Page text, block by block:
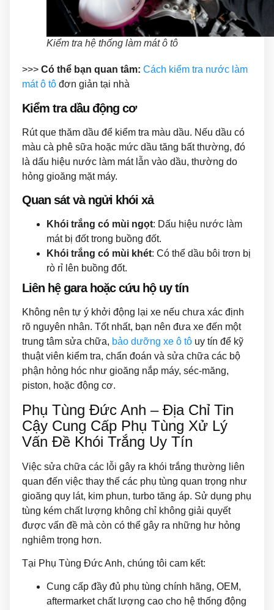
Kiểm tra hệ thống làm mát ô tô
>>> Có thể bạn quan tâm: Cách kiểm tra nước làm
mát ô tô đơn giản tại nhà
Kiểm tra dầu động cơ
Rút que thăm dầu để kiểm tra màu dầu. Nếu dầu có
màu cà phê sữa hoặc mức dầu tăng bất thường, đó
là dấu hiệu nước làm mát lẫn vào dầu, thường do
hỏng gioăng mặt máy.
Quan sát và ngửi khói xả
Khói trắng có mùi ngọt: Dấu hiệu nước làm
mát bị đốt trong buồng đốt.
Khói trắng có mùi khét: Có thể dầu bôi trơn bị
rò rỉ lên buồng đốt.
Liên hệ gara hoặc cứu hộ uy tín
Không nên tự ý khởi động lại xe nếu chưa xác định
rõ nguyên nhân. Tốt nhất, bạn nên đưa xe đến một
trung tâm sửa chữa, bảo dưỡng xe ô tô uy tín để kỹ
thuật viên kiểm tra, chẩn đoán và sửa chữa các bộ
phận hỏng hóc như gioăng nắp máy, séc-măng,
piston, hoặc động cơ.
Phụ Tùng Đức Anh – Địa Chỉ Tin
Cậy Cung Cấp Phụ Tùng Xử Lý
Vấn Đề Khói Trắng Uy Tín
Việc sửa chữa các lỗi gây ra khói trắng thường liên
quan đến việc thay thế các phụ tùng quan trọng như
gioăng quy lát, kim phun, turbo tăng áp. Sử dụng phụ
tùng kém chất lượng không chỉ không giải quyết
được vấn đề mà còn có thể gây ra những hư hỏng
nghiêm trọng hơn.
Tại Phụ Tùng Đức Anh, chúng tôi cam kết:
Cung cấp đầy đủ phụ tùng chính hãng, OEM,
aftermarket chất lượng cao cho hệ thống động